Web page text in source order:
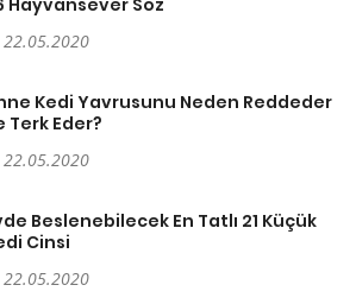
Hayvansever Söz
22.05.2020
Kedi Yavrusunu Neden Reddeder
Terk Eder?
22.05.2020
Beslenebilecek En Tatlı 21 Küçük
Cinsi
22.05.2020